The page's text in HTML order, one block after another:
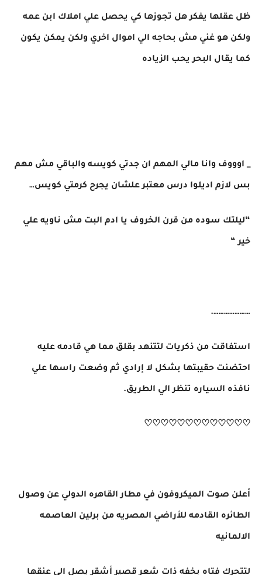
ظل عقلها يفكر هل تجوزها كي يحصل علي املاك ابن عمه
ولكن هو غني مش بحاجه الي اموال اخري ولكن يمكن يكون
كما يقال البحر يحب الزياده
_ اوووف وانا مالي المهم ان جدتي كويسه والباقي مش مهم
بس لازم اديلوا درس معتبر علشان يجرح كرمتي كويس…
“ليلتك سوده من قرن الخروف يا ادم البت مش ناويه علي
خير “
………………….
استفاقت من ذكريات لتتنهد بقلق مما هي قادمه عليه
احتضنت حقيبتها بشكل لا إرادي ثم وضعت راسها علي
نافذه السياره تنظر الي الطريق.
♡♡♡♡♡♡♡♡♡♡♡♡♡
أعلن صوت الميكروفون في مطار القاهره الدولي عن وصول
الطائره القادمه للأراضي المصريه من برلين العاصمه
الالمانيه
لتتحرك فتاه بخفه ذات شعر قصير أشقر يصل الي عنقها